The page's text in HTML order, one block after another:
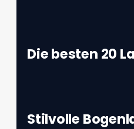
Die besten 20
Stilvolle